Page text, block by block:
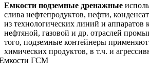
Емкости подземные дренажные
слива нефтепродуктов, нефти,
из технологических линий и аппаратов
нефтяной, газовой и др. отраслей
того, подземные контейнеры
химических продуктов, в т.ч. и